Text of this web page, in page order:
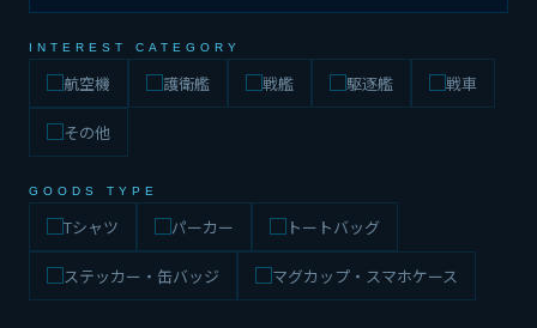
INTEREST CATEGORY
航空機 護衛艦 戦艦 駆逐艦 戦車
その他
GOODS TYPE
Tシャツ パーカー トートバッグ
ステッカー・缶バッジ マグカップ・スマホケース